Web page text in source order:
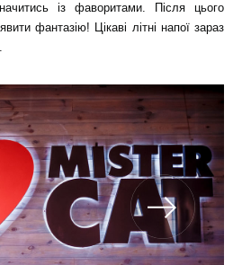
із фаворитами. Після цього
фантазію! Цікаві літні напої зараз
.